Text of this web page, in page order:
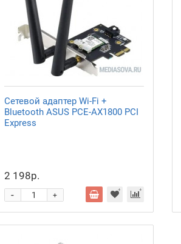
Сетевой адаптер Wi-Fi +
Bluetooth ASUS PCE-AX1800 PCI
Express
2 198р.
+
-